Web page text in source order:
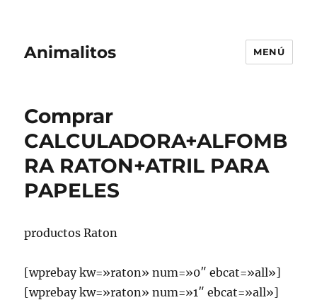
Animalitos MENÚ
Comprar
CALCULADORA+ALFOMB
RA RATON+ATRIL PARA
PAPELES
productos Raton
[wprebay kw=»raton» num=»0″ ebcat=»all»]
[wprebay kw=»raton» num=»1″ ebcat=»all»]